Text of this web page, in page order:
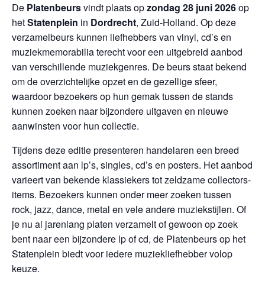
De Platenbeursvindt plaats opzondag 28 juni 2026op
hetStatenplein in Dordrecht, Zuid-Holland. Op deze
verzamelbeurs kunnen liefhebbers van vinyl, cd’s en
muziekmemorabilia terecht voor een uitgebreid aanbod
van verschillende muziekgenres. De beurs staat bekend
om de overzichtelijke opzet en de gezellige sfeer,
waardoor bezoekers op hun gemak tussen de stands
kunnen zoeken naar bijzondere uitgaven en nieuwe
aanwinsten voor hun collectie.
Tijdens deze editie presenteren handelaren een breed
assortiment aan lp’s, singles, cd’s en posters. Het aanbod
varieert van bekende klassiekers tot zeldzame collectors-
items. Bezoekers kunnen onder meer zoeken tussen
rock, jazz, dance, metal en vele andere muziekstijlen. Of
je nu al jarenlang platen verzamelt of gewoon op zoek
bent naar een bijzondere lp of cd, de Platenbeurs op het
Statenplein biedt voor iedere muziekliefhebber volop
keuze.